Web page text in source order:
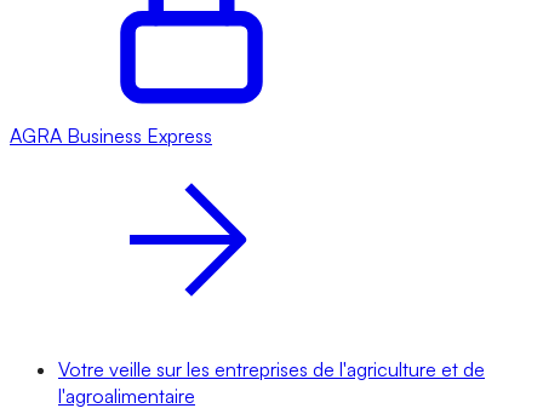
AGRA Business Express
Votre veille sur les entreprises de l'agriculture et de
l'agroalimentaire